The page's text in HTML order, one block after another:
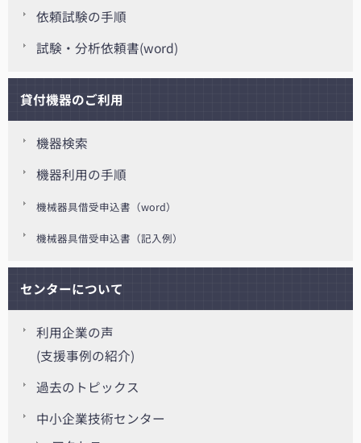
依頼試験の手順
試験・分析依頼書(word)
貸付機器のご利用
機器検索
機器利用の手順
機械器具借受申込書（word）
機械器具借受申込書（記入例）
センターについて
利用企業の声
(支援事例の紹介)
過去のトピックス
中小企業技術センター